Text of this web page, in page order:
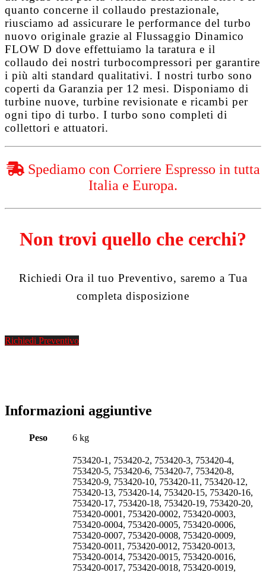
quanto concerne il collaudo prestazionale,
riusciamo ad assicurare le performance del turbo
nuovo originale grazie al Flussaggio Dinamico
FLOW D dove effettuiamo la taratura e il
collaudo dei nostri turbocompressori per garantire
i più alti standard qualitativi. I nostri turbo sono
coperti da Garanzia per 12 mesi. Disponiamo di
turbine nuove, turbine revisionate e ricambi per
ogni tipo di turbo. I turbo sono completi di
collettori e attuatori.
Spediamo con Corriere Espresso in tutta
Italia e Europa.
Non trovi quello che cerchi?
Richiedi Ora il tuo Preventivo, saremo a Tua
completa disposizione
Richiedi Preventivo
Informazioni aggiuntive
Peso 6 kg
753420-1, 753420-2, 753420-3, 753420-4,
753420-5, 753420-6, 753420-7, 753420-8,
753420-9, 753420-10, 753420-11, 753420-12,
753420-13, 753420-14, 753420-15, 753420-16,
753420-17, 753420-18, 753420-19, 753420-20,
753420-0001, 753420-0002, 753420-0003,
753420-0004, 753420-0005, 753420-0006,
753420-0007, 753420-0008, 753420-0009,
753420-0011, 753420-0012, 753420-0013,
753420-0014, 753420-0015, 753420-0016,
753420-0017, 753420-0018, 753420-0019,